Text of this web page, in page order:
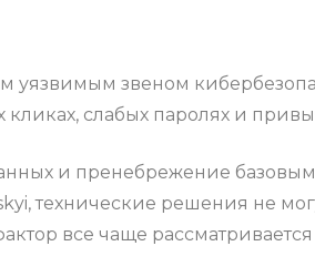
звеном
слабых паролях и
и пренебрежение
технические решения не
все чаще